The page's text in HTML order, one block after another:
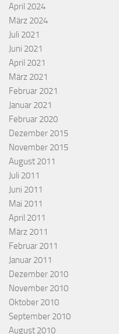
April 2024
März 2024
Juli 2021
Juni 2021
April 2021
März 2021
Februar 2021
Januar 2021
Februar 2020
Dezember 2015
November 2015
August 2011
Juli 2011
Juni 2011
Mai 2011
April 2011
März 2011
Februar 2011
Januar 2011
Dezember 2010
November 2010
Oktober 2010
September 2010
August 2010